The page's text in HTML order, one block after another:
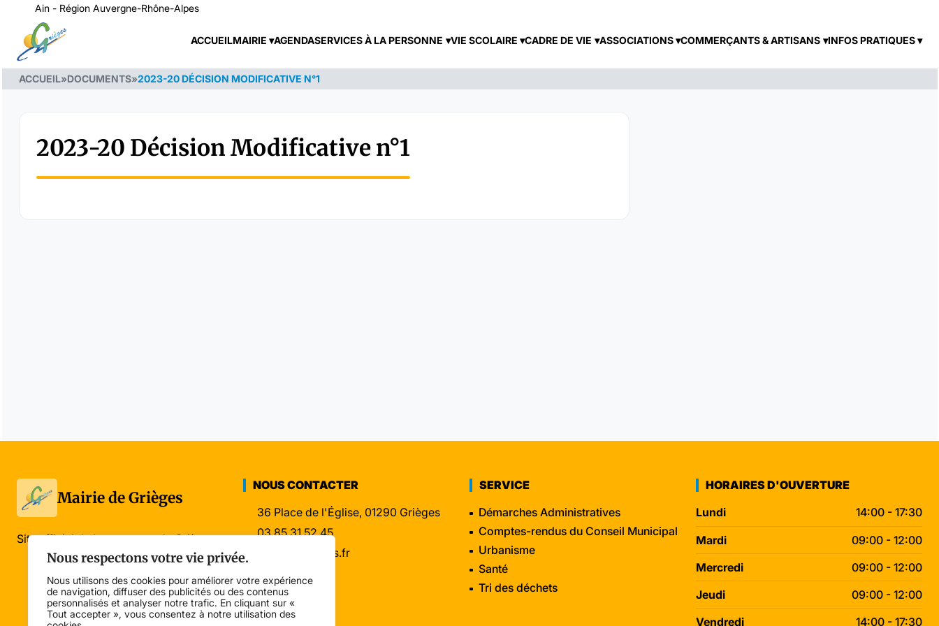
Nous respectons votre vie privée.
Nous utilisons des cookies pour améliorer votre expérience
de navigation, diffuser des publicités ou des contenus
personnalisés et analyser notre trafic. En cliquant sur «
Tout accepter », vous consentez à notre utilisation des
Ain - Région Auvergne-Rhône-Alpes
ACCUEILMAIRIE AGENDASERVICES À LA PERSONNE VIE SCOLAIRE CADRE DE VIE ASSOCIATIONS COMMERÇANTS & ARTISANS INFOS PRATIQUES
ACCUEIL»DOCUMENTS»2023-20 DÉCISION MODIFICATIVE N°1
2023-20 Décision Modificative n°1
Mairie de Grièges
Site officiel de la commune de Grièges
NOUS CONTACTER
36 Place de l'Église, 01290 Grièges
03 85 31 52 45
mairie@grieges.fr
SERVICE
Démarches Administratives
Comptes-rendus du Conseil Municipal
Urbanisme
Santé
Tri des déchets
HORAIRES D'OUVERTURE
Lundi
14:00 - 17:30
Mardi
09:00 - 12:00
Mercredi
09:00 - 12:00
Jeudi
09:00 - 12:00
Vendredi
14:00 - 17:30